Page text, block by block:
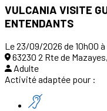
VULCANIA VISITE
ENTENDANTS
Le 23/09/2026 de 10h00 à
63230 2 Rte de
Adulte
Activité adaptée pour :